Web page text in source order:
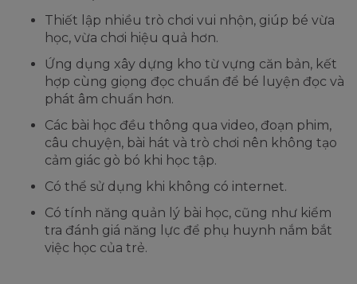
Thiết lập nhiều trò chơi vui nhộn, giúp bé vừa
học, vừa chơi hiệu quả hơn.
Ứng dụng xây dựng kho từ vựng căn bản, kết
hợp cùng giọng đọc chuẩn để bé luyện đọc và
phát âm chuẩn hơn.
Các bài học đều thông qua video, đoạn phim,
câu chuyện, bài hát và trò chơi nên không tạo
cảm giác gò bó khi học tập.
Có thể sử dụng khi không có internet.
Có tính năng quản lý bài học, cũng như kiểm
tra đánh giá năng lực để phụ huynh nắm bắt
việc học của trẻ.